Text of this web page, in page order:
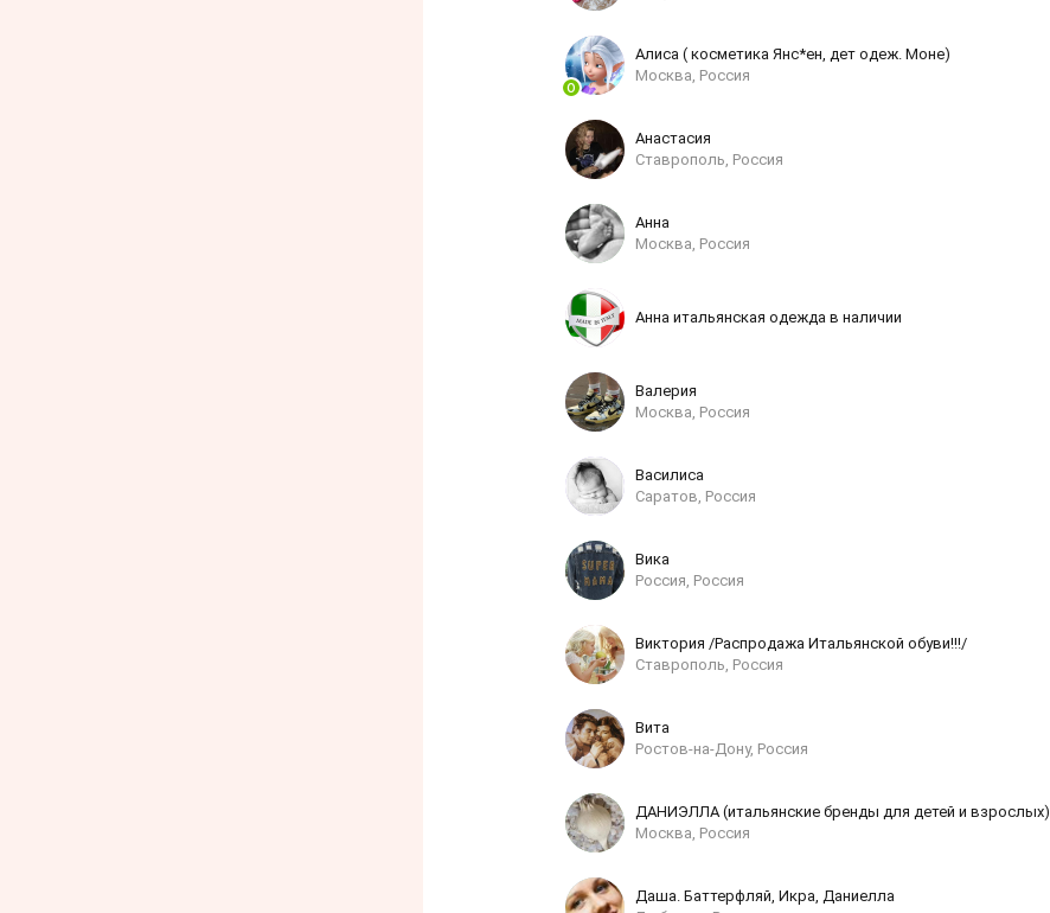
Алиса ( косметика Янс*ен, дет одеж. Моне)
Москва, Россия
Анастасия
Ставрополь, Россия
Анна
Москва, Россия
Анна итальянская одежда в наличии
Валерия
Москва, Россия
Василиса
Саратов, Россия
Вика
Россия, Россия
Виктория /Распродажа Итальянской обуви!!!/
Ставрополь, Россия
Вита
Ростов-на-Дону, Россия
ДАНИЭЛЛА (итальянские бренды для детей и взрослых)
Москва, Россия
Даша. Баттерфляй, Икра, Даниелла